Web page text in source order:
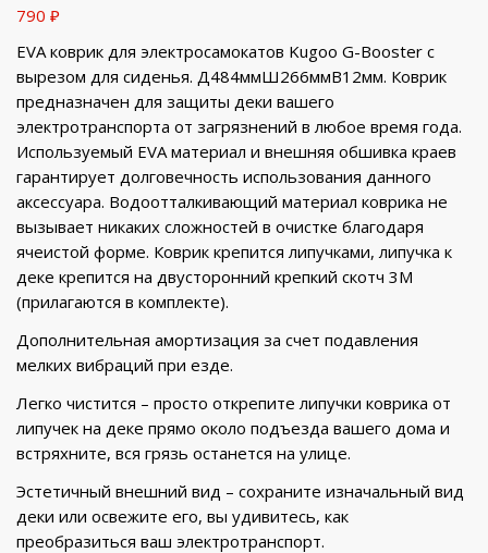
790 ₽
EVA коврик для электросамокатов Kugoo G-Booster с
вырезом для сиденья. Д484ммШ266ммВ12мм. Коврик
предназначен для защиты деки вашего
электротранспорта от загрязнений в любое время года.
Используемый EVA материал и внешняя обшивка краев
гарантирует долговечность использования данного
аксессуара. Водоотталкивающий материал коврика не
вызывает никаких сложностей в очистке благодаря
ячеистой форме. Коврик крепится липучками, липучка к
деке крепится на двусторонний крепкий скотч 3М
(прилагаются в комплекте).
Дополнительная амортизация за счет подавления
мелких вибраций при езде.
Легко чистится – просто открепите липучки коврика от
липучек на деке прямо около подъезда вашего дома и
встряхните, вся грязь останется на улице.
Эстетичный внешний вид – сохраните изначальный вид
деки или освежите его, вы удивитесь, как
преобразиться ваш электротранспорт.